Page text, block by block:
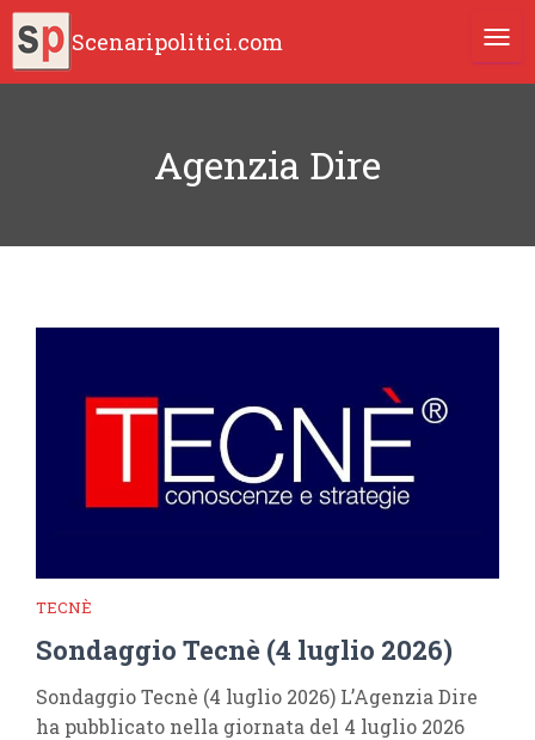
Scenaripolitici.com
Agenzia Dire
TECNÈ
Sondaggio Tecnè (4 luglio 2026)
Sondaggio Tecnè (4 luglio 2026) L’Agenzia Dire
ha pubblicato nella giornata del 4 luglio 2026